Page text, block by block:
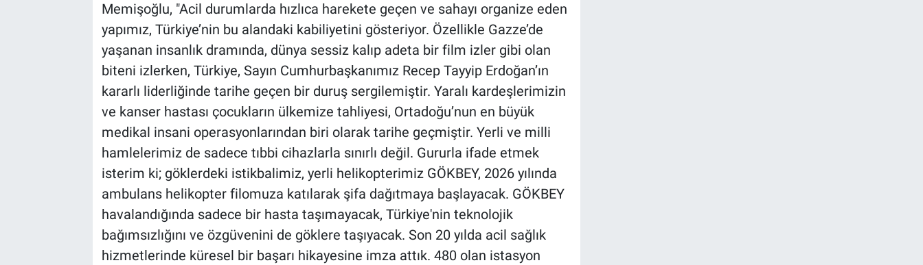
Memişoğlu, "Acil durumlarda hızlıca harekete geçen ve sahayı organize eden
yapımız, Türkiye’nin bu alandaki kabiliyetini gösteriyor. Özellikle Gazze’de
yaşanan insanlık dramında, dünya sessiz kalıp adeta bir film izler gibi olan
biteni izlerken, Türkiye, Sayın Cumhurbaşkanımız Recep Tayyip Erdoğan’ın
kararlı liderliğinde tarihe geçen bir duruş sergilemiştir. Yaralı kardeşlerimizin
ve kanser hastası çocukların ülkemize tahliyesi, Ortadoğu’nun en büyük
medikal insani operasyonlarından biri olarak tarihe geçmiştir. Yerli ve milli
hamlelerimiz de sadece tıbbi cihazlarla sınırlı değil. Gururla ifade etmek
isterim ki; göklerdeki istikbalimiz, yerli helikopterimiz GÖKBEY, 2026 yılında
ambulans helikopter filomuza katılarak şifa dağıtmaya başlayacak. GÖKBEY
havalandığında sadece bir hasta taşımayacak, Türkiye'nin teknolojik
bağımsızlığını ve özgüvenini de göklere taşıyacak. Son 20 yılda acil sağlık
hizmetlerinde küresel bir başarı hikayesine imza attık. 480 olan istasyon